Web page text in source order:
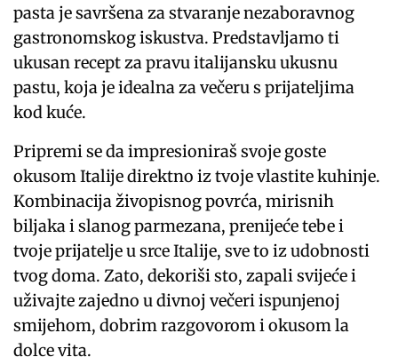
pasta je savršena za stvaranje nezaboravnog
gastronomskog iskustva. Predstavljamo ti
ukusan recept za pravu italijansku ukusnu
pastu, koja je idealna za večeru s prijateljima
kod kuće.
Pripremi se da impresioniraš svoje goste
okusom Italije direktno iz tvoje vlastite kuhinje.
Kombinacija živopisnog povrća, mirisnih
biljaka i slanog parmezana, prenijeće tebe i
tvoje prijatelje u srce Italije, sve to iz udobnosti
tvog doma. Zato, dekoriši sto, zapali svijeće i
uživajte zajedno u divnoj večeri ispunjenoj
smijehom, dobrim razgovorom i okusom la
dolce vita.